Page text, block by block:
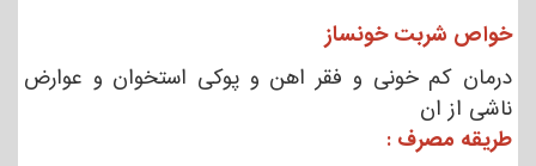
خواص شربت خونساز
درمان کم خونی و فقر اهن و پوکی استخوان و عوارض
ناشی از ان
طریقه مصرف :